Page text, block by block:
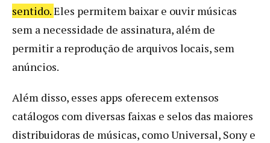
sentido.Eles permitem baixar e ouvir músicas
sem a necessidade de assinatura, além de
permitir a reprodução de arquivos locais, sem
anúncios.
Além disso, esses apps oferecem extensos
catálogos com diversas faixas e selos das maiores
distribuidoras de músicas, como Universal, Sony e